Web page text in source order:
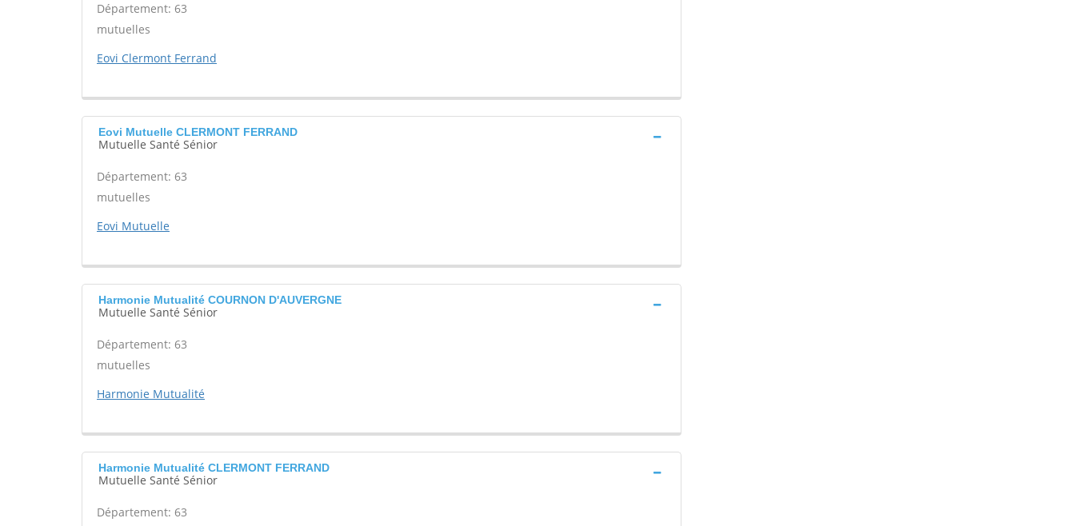
Département: 63
mutuelles
Eovi Clermont Ferrand
Eovi Mutuelle CLERMONT FERRAND
Mutuelle Santé Sénior
Département: 63
mutuelles
Eovi Mutuelle
Harmonie Mutualité COURNON D'AUVERGNE
Mutuelle Santé Sénior
Département: 63
mutuelles
Harmonie Mutualité
Harmonie Mutualité CLERMONT FERRAND
Mutuelle Santé Sénior
Département: 63